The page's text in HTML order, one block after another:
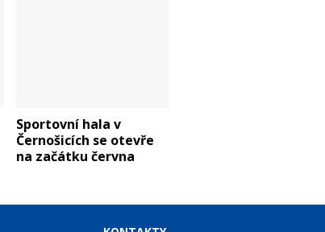
Sportovní hala v
Černošicích se otevře
na začátku června